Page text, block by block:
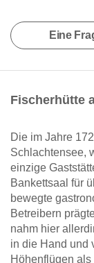
Eine
Fischerhütte
Die im Jahre
Schlachtensee,
einzige
Bankettsaal für
bewegte
Betreibern
nahm hier
in die Hand und
Höhenflügen